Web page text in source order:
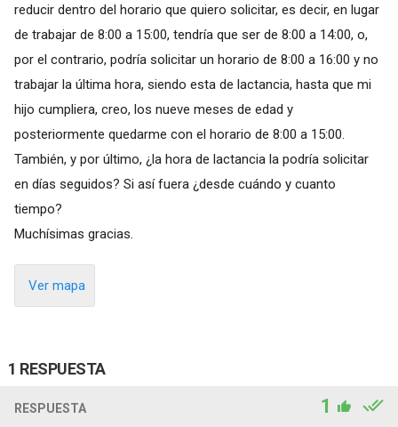
reducir dentro del horario que quiero solicitar, es decir, en lugar
de trabajar de 8:00 a 15:00, tendría que ser de 8:00 a 14:00, o,
por el contrario, podría solicitar un horario de 8:00 a 16:00 y no
trabajar la última hora, siendo esta de lactancia, hasta que mi
hijo cumpliera, creo, los nueve meses de edad y
posteriormente quedarme con el horario de 8:00 a 15:00.
También, y por último, ¿la hora de lactancia la podría solicitar
en días seguidos? Si así fuera ¿desde cuándo y cuanto
tiempo?
Muchísimas gracias.
Ver mapa
1 RESPUESTA
RESPUESTA 1